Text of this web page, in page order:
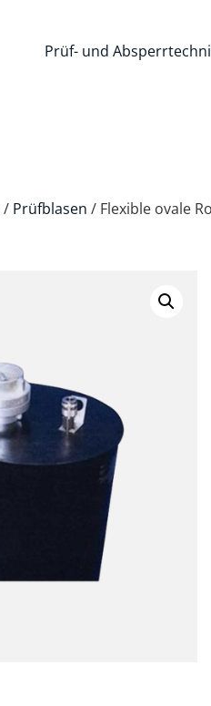
Prüf- und
/ Prüfblasen / Flexible ovale